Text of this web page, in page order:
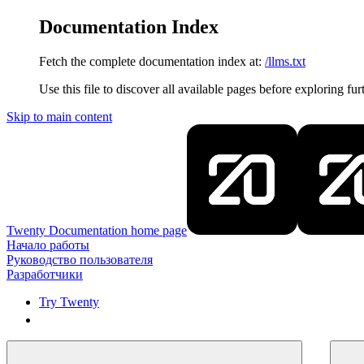
Documentation Index
Fetch the complete documentation index at: /llms.txt
Use this file to discover all available pages before exploring
Skip to main content
Twenty Documentation home page
Начало работы
Руководство пользователя
Разработчики
Try Twenty